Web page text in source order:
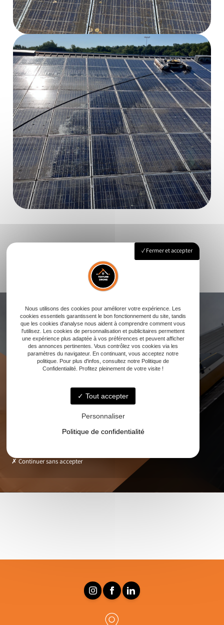
Vous souhaitez en savoir plus ?
Contactez-nous dès maintenant !
Fermer et accepter
Nous utilisons des cookies pour améliorer votre expérience. Les
cookies essentiels garantissent le bon fonctionnement du site, tandis
que les cookies d'analyse nous aident à comprendre comment vous
l'utilisez. Les cookies de personnalisation et publicitaires permettent
une expérience plus adaptée à vos préférences et peuvent afficher
des annonces pertinentes. Vous contrôlez vos cookies via les
paramètres du navigateur. En continuant, vous acceptez notre
politique. Pour plus d'infos, consultez notre Politique de
Confidentialité. Profitez pleinement de votre visite !
Tout accepter
Personnaliser
Politique de confidentialité
Continuer sans accepter